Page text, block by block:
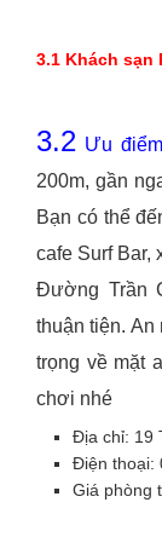
3.1 Khách sạn
3.2 Ưu
200m, gần
Bạn có thể
cafe Surf Bar,
Đường Trần
thuận tiện. An
trọng về mặt
chơi nhé
Địa chỉ: 19
Điện thoại:
Giá phòng